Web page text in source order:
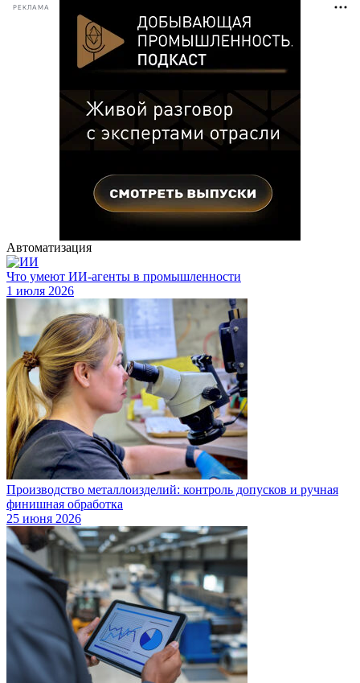
РЕКЛАМА
Автоматизация
Что умеют ИИ-агенты в промышленности
1 июля 2026
Производство металлоизделий: контроль допусков и ручная
финишная обработка
25 июня 2026